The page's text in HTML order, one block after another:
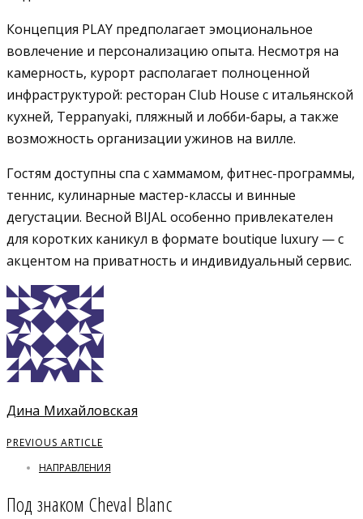
Концепция PLAY предполагает эмоциональное
вовлечение и персонализацию опыта. Несмотря на
камерность, курорт располагает полноценной
инфраструктурой: ресторан Club House с итальянской
кухней, Teppanyaki, пляжный и лобби-бары, а также
возможность организации ужинов на вилле.
Гостям доступны спа с хаммамом, фитнес-программы,
теннис, кулинарные мастер-классы и винные
дегустации. Весной BIJAL особенно привлекателен
для коротких каникул в формате boutique luxury — с
акцентом на приватность и индивидуальный сервис.
Дина Михайловская
PREVIOUS ARTICLE
НАПРАВЛЕНИЯ
Под знаком Cheval Blanc